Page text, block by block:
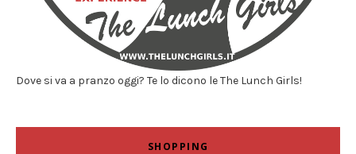
Dove si va a pranzo oggi? Te lo dicono le The Lunch Girls!
SHOPPING